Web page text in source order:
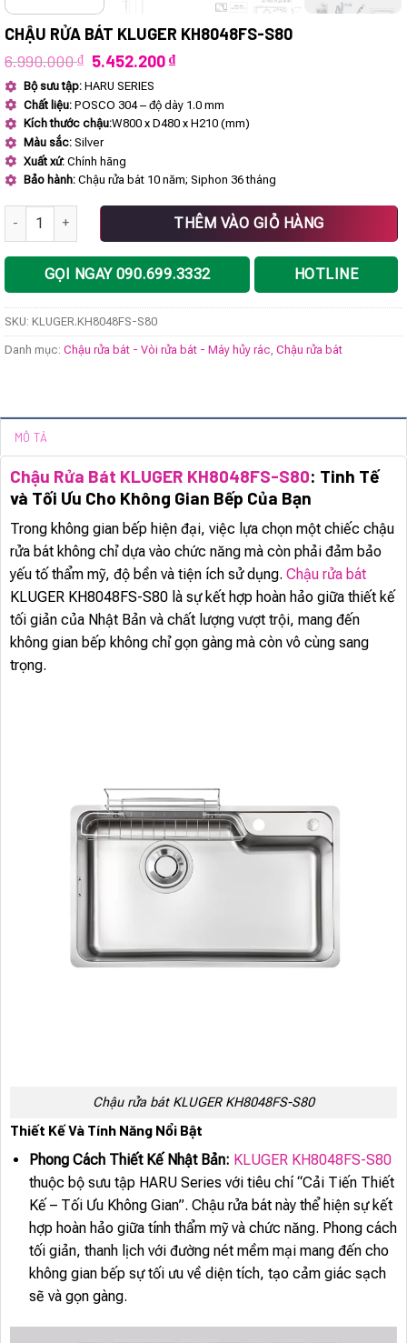
CHẬU RỬA BÁT KLUGER KH8048FS-S80
6.990.000₫ Giá
là:
6.990.000 ₫.
5.452.200₫Giá
là:
5.452.200 ₫.
Bộ sưu tập: HARU SERIES
Chất liệu: POSCO 304 – độ dày 1.0 mm
Kích thước chậu:W800 x D480 x H210 (mm)
Màu sắc: Silver
Xuất xứ: Chính hãng
Bảo hành: Chậu rửa bát 10 năm; Siphon 36 tháng
Chậu rửa bát KLUGER KH8048FS-S80 số lượng
THÊM VÀO GIỎ HÀNG
GỌI NGAY 090.699.3332 HOTLINE
SKU: KLUGER.KH8048FS-S80
Danh mục: Chậu rửa bát - Vòi rửa bát - Máy hủy rác Chậu rửa bát
MÔ TẢ
Chậu Rửa Bát KLUGER KH8048FS-S80: Tinh Tế
và Tối Ưu Cho Không Gian Bếp Của Bạn
Trong không gian bếp hiện đại, việc lựa chọn một chiếc chậu
rửa bát không chỉ dựa vào chức năng mà còn phải đảm bảo
yếu tố thẩm mỹ, độ bền và tiện ích sử dụng. Chậu rửa bát
KLUGER KH8048FS-S80 là sự kết hợp hoàn hảo giữa thiết kế
tối giản của Nhật Bản và chất lượng vượt trội, mang đến
không gian bếp không chỉ gọn gàng mà còn vô cùng sang
trọng.
Chậu rửa bát KLUGER KH8048FS-S80
Thiết Kế Và Tính Năng Nổi Bật
Phong Cách Thiết Kế Nhật Bản: KLUGER KH8048FS-S80
thuộc bộ sưu tập HARU Series với tiêu chí “Cải Tiến Thiết
Kế – Tối Ưu Không Gian”. Chậu rửa bát này thể hiện sự kết
hợp hoàn hảo giữa tính thẩm mỹ và chức năng. Phong cách
tối giản, thanh lịch với đường nét mềm mại mang đến cho
không gian bếp sự tối ưu về diện tích, tạo cảm giác sạch
sẽ và gọn gàng.